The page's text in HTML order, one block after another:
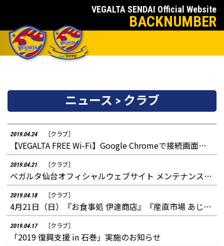
VEGALTA SENDAI Official Website
BACKNUMBER
ニュース > クラブ
2019.04.24 ［クラブ］
【VEGALTA FREE Wi-Fi】Google Chromeで接続画面が表示されないケースと対応策について
2019.04.21 ［クラブ］
ベガルタ仙台オフィシャルウェブサイト メンテナンスのお知らせ
2019.04.18 ［クラブ］
4月21日（日）『お食事処 伊達商店』『産直市場 あじわいの朝 利府店』にベガッ太が遊びに行きます♪
2019.04.17 ［クラブ］
「2019 復興支援 in 石巻」実施のお知らせ